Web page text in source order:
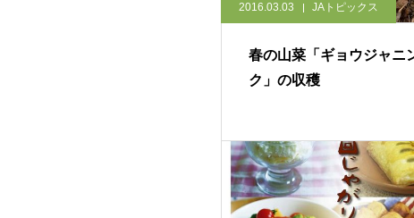
2016.03.03 JAトピックス
春の山菜「ギョウジャニ
ク」の収穫